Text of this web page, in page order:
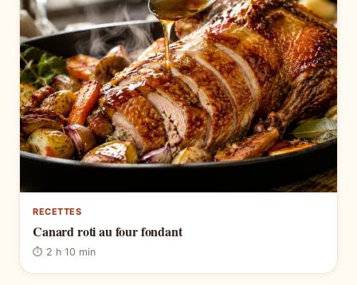
RECETTES
Canard roti au four fondant
⏱ 2 h 10 min